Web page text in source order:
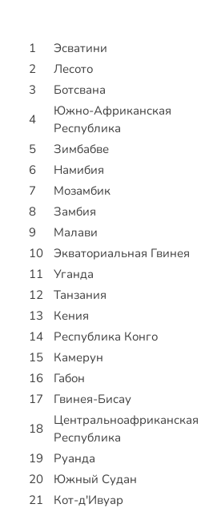
1 Эсватини
2
Лесото
3
Ботсвана
4
Южно-Африканская
Республика
5
Зимбабве
6
Намибия
7
Мозамбик
8
Замбия
9
Малави
10
Экваториальная Гвинея
11
Уганда
12
Танзания
13
Кения
14
Республика Конго
15
Камерун
16
Габон
17
Гвинея-Бисау
18
Центральноафриканская
Республика
19
Руанда
20
Южный Судан
21
Кот-д'Ивуар